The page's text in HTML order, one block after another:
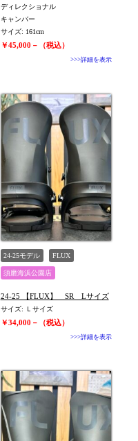
ディレクショナル
キャンバー
サイズ: 161cm
￥45,000－（税込）
>>>詳細を表示
24-25モデル FLUX
須磨海浜公園店
24-25 【FLUX】 SR Lサイズ
サイズ: Ｌサイズ
￥34,000－（税込）
>>>詳細を表示